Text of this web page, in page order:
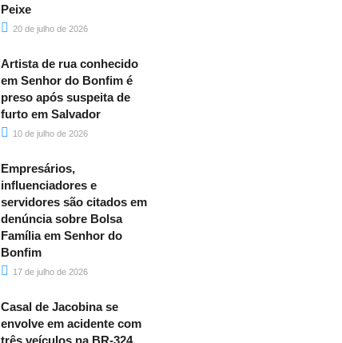
Peixe
20 de julho de 2026
Artista de rua conhecido
em Senhor do Bonfim é
preso após suspeita de
furto em Salvador
10 de julho de 2026
Empresários,
influenciadores e
servidores são citados em
denúncia sobre Bolsa
Família em Senhor do
Bonfim
17 de julho de 2026
Casal de Jacobina se
envolve em acidente com
três veículos na BR-324,